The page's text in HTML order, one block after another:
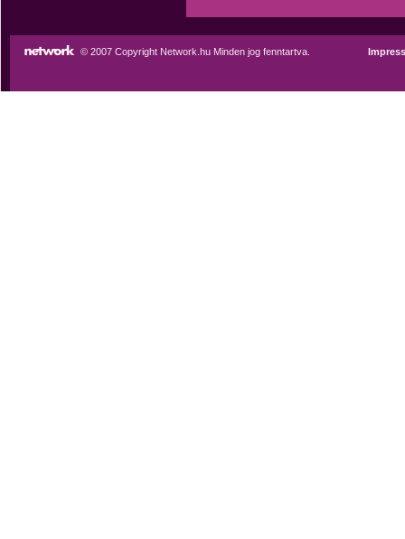
© 2007 Copyright Network.hu Minden jog fenntartva.